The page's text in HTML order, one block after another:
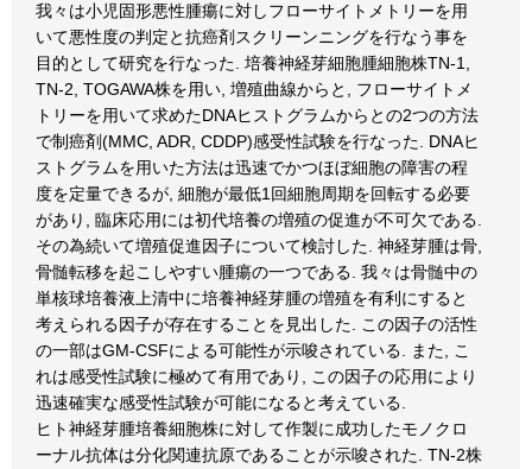
我々は小児固形悪性腫瘍に対しフローサイトメトリーを用
いて悪性度の判定と抗癌剤スクリーンニングを行なう事を
目的として研究を行なった. 培養神経芽細胞腫細胞株TN-1,
TN-2, TOGAWA株を用い, 増殖曲線からと, フローサイトメ
トリーを用いて求めたDNAヒストグラムからとの2つの方法
で制癌剤(MMC, ADR, CDDP)感受性試験を行なった. DNAヒ
ストグラムを用いた方法は迅速でかつほぼ細胞の障害の程
度を定量できるが, 細胞が最低1回細胞周期を回転する必要
があり, 臨床応用には初代培養の増殖の促進が不可欠である.
その為続いて増殖促進因子について検討した. 神経芽腫は骨,
骨髄転移を起こしやすい腫瘍の一つである. 我々は骨髄中の
単核球培養液上清中に培養神経芽腫の増殖を有利にすると
考えられる因子が存在することを見出した. この因子の活性
の一部はGM-CSFによる可能性が示唆されている. また, こ
れは感受性試験に極めて有用であり, この因子の応用により
迅速確実な感受性試験が可能になると考えている.
ヒト神経芽腫培養細胞株に対して作製に成功したモノクロ
ーナル抗体は分化関連抗原であることが示唆された. TN-2株